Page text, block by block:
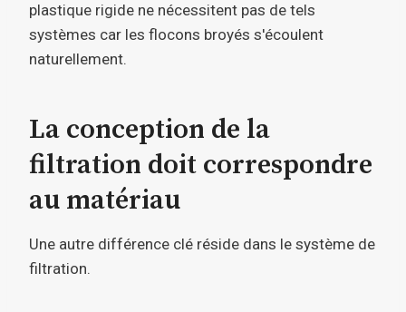
plastique rigide ne nécessitent pas de tels
systèmes car les flocons broyés s'écoulent
naturellement.
La conception de la
filtration doit correspondre
au matériau
Une autre différence clé réside dans le système de
filtration.